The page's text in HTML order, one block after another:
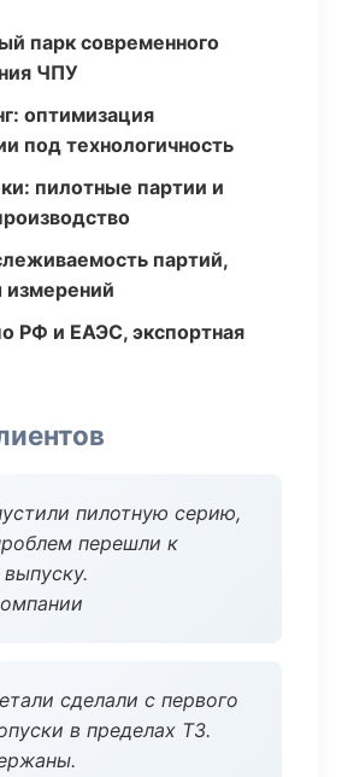
парк современного
ЧПУ
оптимизация
под технологичность
пилотные партии и
партий,
измерений
РФ и ЕАЭС, экспортная
пилотную серию,
перешли к
сделали с первого
в пределах ТЗ.